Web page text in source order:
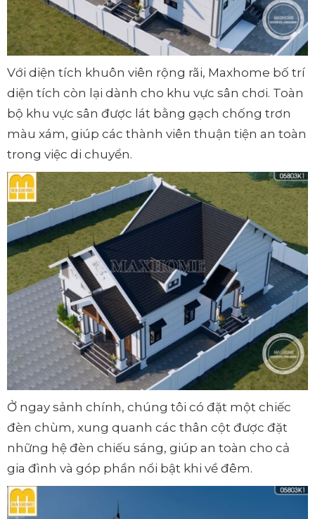
Với diện tích khuôn viên rộng rãi, Maxhome bố trí
diện tích còn lại dành cho khu vực sân chơi. Toàn
bộ khu vực sân được lát bằng gạch chống trơn
màu xám, giúp các thành viên thuận tiện an toàn
trong việc di chuyển.
Ở ngay sảnh chính, chúng tôi có đặt một chiếc
đèn chùm, xung quanh các thân cột được đặt
những hệ đèn chiếu sáng, giúp an toàn cho cả
gia đình và góp phần nổi bật khi về đêm.